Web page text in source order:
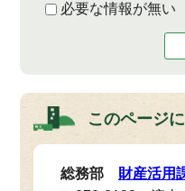
必要な情報が無い
このページ
総務部 財産活用